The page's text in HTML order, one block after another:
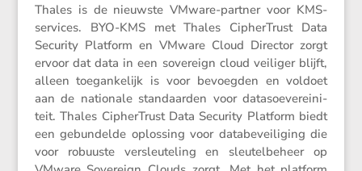
Thales is de nieuwste VMware-partner voor KMS-
services. BYO-KMS met Thales Cipher­T­rust Data
Security Platform en VMware Cloud Director zorgt
ervoor dat data in een sovereign cloud veiliger blijft,
alleen toegan­ke­lijk is voor bevoegden en voldoet
aan de natio­nale standaarden voor datasoe­ve­rei­ni­
teit. Thales Cipher­T­rust Data Security Platform biedt
een gebun­delde oplos­sing voor databe­vei­li­ging die
voor robuuste versleu­te­ling en sleutel­be­heer op